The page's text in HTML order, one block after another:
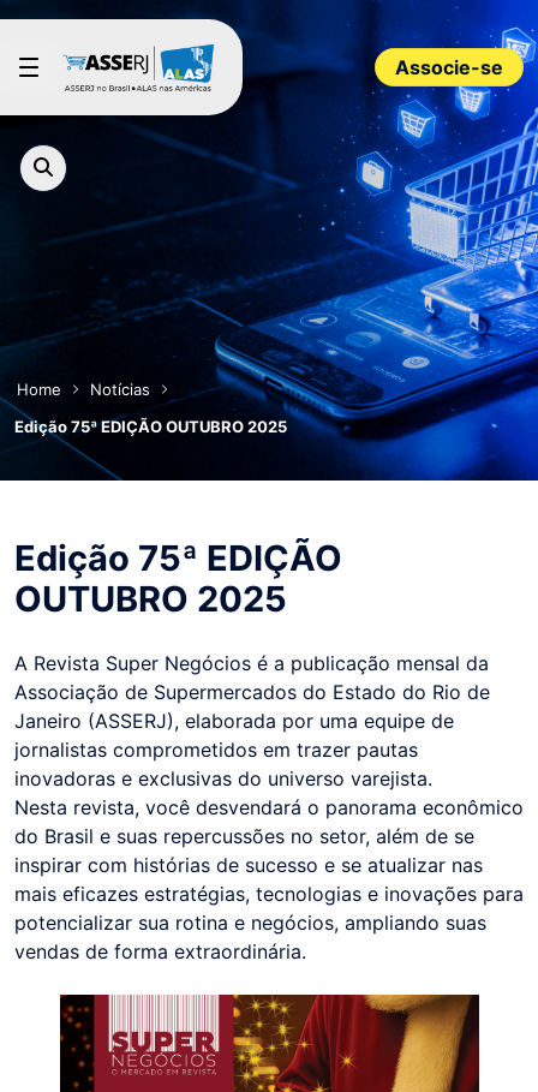
Pular para o Conteúdo principal
Associe-se
Home
Notícias
Edição 75ª EDIÇÃO OUTUBRO 2025
Edição 75ª EDIÇÃO
OUTUBRO 2025
A Revista Super Negócios é a publicação mensal da
Associação de Supermercados do Estado do Rio de
Janeiro (ASSERJ), elaborada por uma equipe de
jornalistas comprometidos em trazer pautas
inovadoras e exclusivas do universo varejista.
Nesta revista, você desvendará o panorama econômico
do Brasil e suas repercussões no setor, além de se
inspirar com histórias de sucesso e se atualizar nas
mais eficazes estratégias, tecnologias e inovações para
potencializar sua rotina e negócios, ampliando suas
vendas de forma extraordinária.